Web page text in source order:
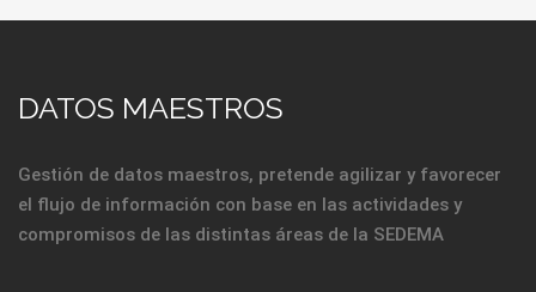
DATOS MAESTROS
Gestión de datos maestros, pretende agilizar y favorecer
el flujo de información con base en las actividades y
compromisos de las distintas áreas de la SEDEMA